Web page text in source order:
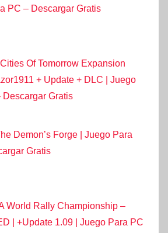
PC – Descargar Gratis
Of Tomorrow Expansion
+ Update + DLC | Juego
Descargar Gratis
Demon’s Forge | Juego Para
Gratis
World Rally Championship –
| +Update 1.09 | Juego Para PC